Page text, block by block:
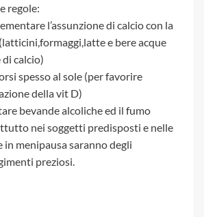
regole:
l’assunzione di calcio con la
e bere acque
di calcio)
spesso al sole (per favorire
della vit D)
bevande alcoliche ed il fumo
nei soggetti predisposti e nelle
in menipausa saranno degli
preziosi.